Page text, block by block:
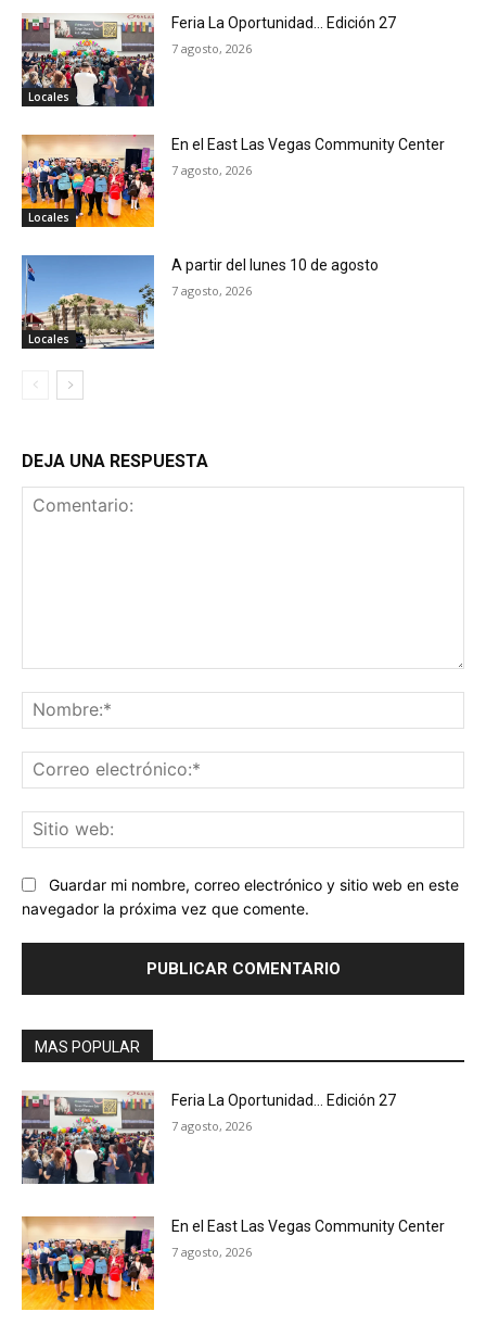
Locales
Feria La Oportunidad… Edición 27
7 agosto, 2026
Locales
En el East Las Vegas Community Center
7 agosto, 2026
Locales
A partir del lunes 10 de agosto
7 agosto, 2026
DEJA UNA RESPUESTA
Guardar mi nombre, correo electrónico y sitio web en este
navegador la próxima vez que comente.
MAS POPULAR
Feria La Oportunidad… Edición 27
7 agosto, 2026
En el East Las Vegas Community Center
7 agosto, 2026